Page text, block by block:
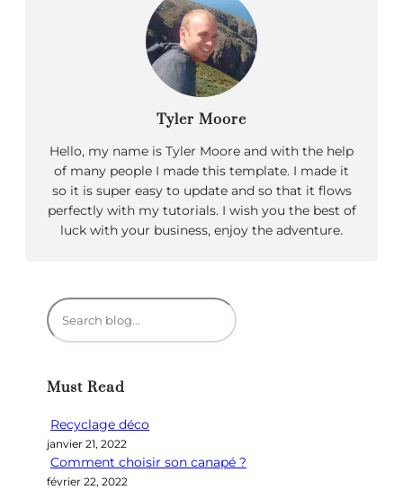
Tyler Moore
Hello, my name is Tyler Moore and with the help
of many people I made this template. I made it
so it is super easy to update and so that it flows
perfectly with my tutorials. I wish you the best of
luck with your business, enjoy the adventure.
R
e
e
c
h
e
Must Read
Recyclage déco
janvier 21, 2022
Comment choisir son canapé ?
février 22, 2022